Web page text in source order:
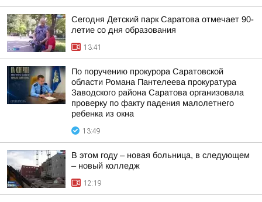
Сегодня Детский парк Саратова отмечает 90-
летие со дня образования
13:41
По поручению прокурора Саратовской
области Романа Пантелеева прокуратура
Заводского района Саратова организовала
проверку по факту падения малолетнего
ребенка из окна
13:49
В этом году – новая больница, в следующем
– новый колледж
12:19